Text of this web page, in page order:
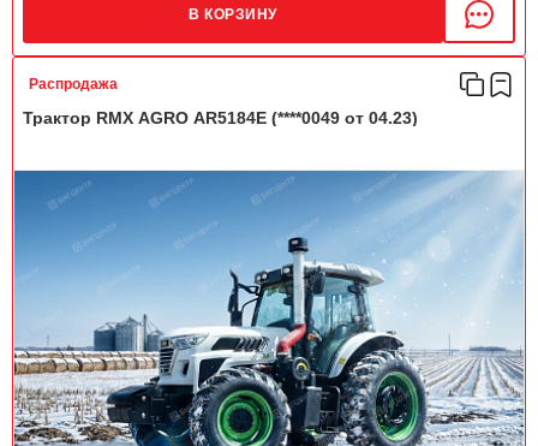
В КОРЗИНУ
Распродажа
Трактор RMX AGRO AR5184E (****0049 от 04.23)